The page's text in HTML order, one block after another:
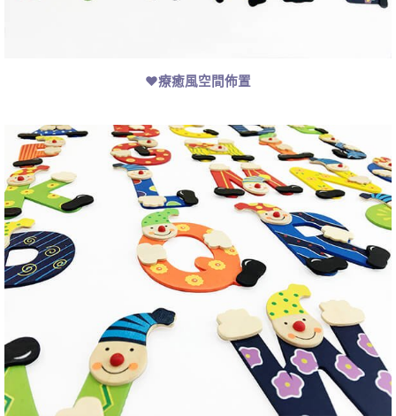
❤療癒風空間佈置